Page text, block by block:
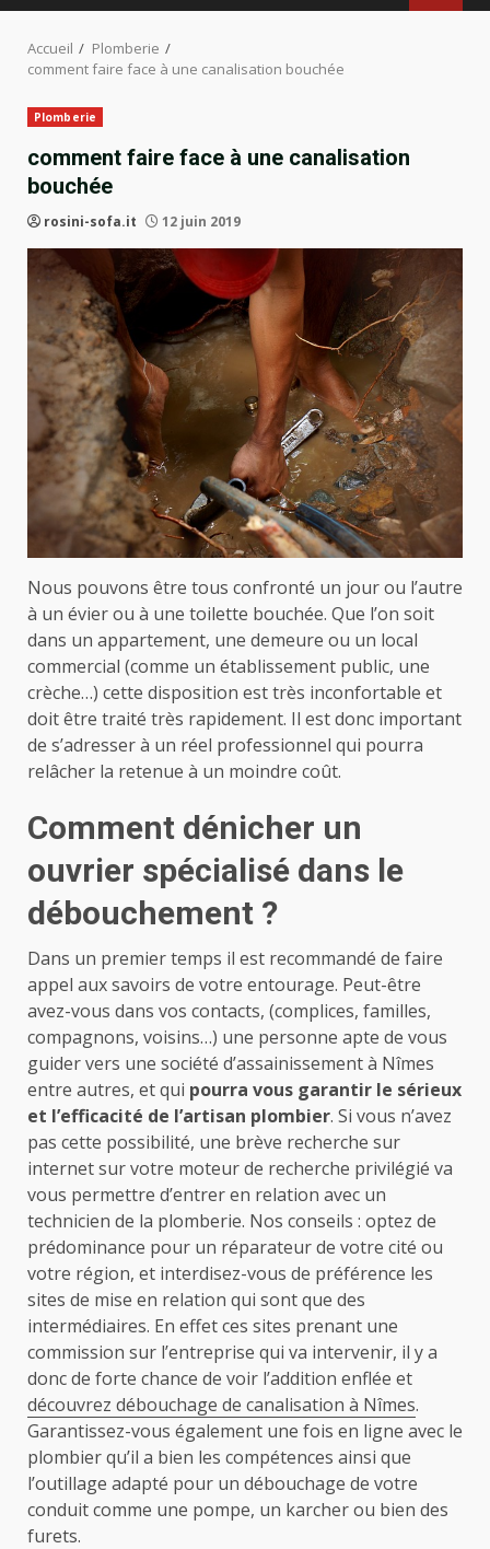
Accueil
Plomberie
comment faire face à une canalisation bouchée
Plomberie
comment faire face à une canalisation
bouchée
rosini-sofa.it 12 juin 2019
Nous pouvons être tous confronté un jour ou l’autre
à un évier ou à une toilette bouchée. Que l’on soit
dans un appartement, une demeure ou un local
commercial (comme un établissement public, une
crèche…) cette disposition est très inconfortable et
doit être traité très rapidement. Il est donc important
de s’adresser à un réel professionnel qui pourra
relâcher la retenue à un moindre coût.
Comment dénicher un
ouvrier spécialisé dans le
débouchement ?
Dans un premier temps il est recommandé de faire
appel aux savoirs de votre entourage. Peut-être
avez-vous dans vos contacts, (complices, familles,
compagnons, voisins…) une personne apte de vous
guider vers une société d’assainissement à Nîmes
entre autres, et qui pourra vous garantir le sérieux
et l’efficacité de l’artisan plombier. Si vous n’avez
pas cette possibilité, une brève recherche sur
internet sur votre moteur de recherche privilégié va
vous permettre d’entrer en relation avec un
technicien de la plomberie. Nos conseils : optez de
prédominance pour un réparateur de votre cité ou
votre région, et interdisez-vous de préférence les
sites de mise en relation qui sont que des
intermédiaires. En effet ces sites prenant une
commission sur l’entreprise qui va intervenir, il y a
donc de forte chance de voir l’addition enflée et
découvrez débouchage de canalisation à Nîmes.
Garantissez-vous également une fois en ligne avec le
plombier qu’il a bien les compétences ainsi que
l’outillage adapté pour un débouchage de votre
conduit comme une pompe, un karcher ou bien des
furets.